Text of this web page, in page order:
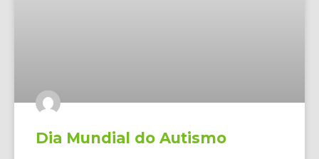
Dia Mundial do Autismo